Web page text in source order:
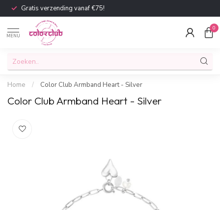
Gratis verzending vanaf €75!
MENU
0
Home / Color Club Armband Heart - Silver
Color Club Armband Heart - Silver